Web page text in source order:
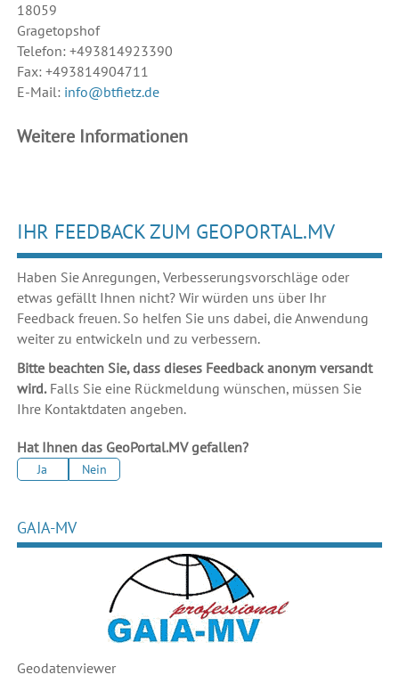
18059
Gragetopshof
Telefon: +493814923390
Fax: +493814904711
E-Mail: info@btfietz.de
Weitere Informationen
IHR FEEDBACK ZUM GEOPORTAL.MV
Haben Sie Anregungen, Verbesserungsvorschläge oder
etwas gefällt Ihnen nicht? Wir würden uns über Ihr
Feedback freuen. So helfen Sie uns dabei, die Anwendung
weiter zu entwickeln und zu verbessern.
Bitte beachten Sie, dass dieses Feedback anonym versandt
wird.Falls Sie eine Rückmeldung wünschen, müssen Sie
Ihre Kontaktdaten angeben.
Hat Ihnen das GeoPortal.MV gefallen?
Ja Nein
GAIA-MV
Geodatenviewer